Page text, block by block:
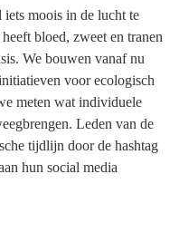
iets moois in de lucht te
bloed, zweet en tranen
We bouwen vanaf nu
voor ecologisch
meten wat individuele
Leden van de
tijdlijn door de hashtag
hun social media